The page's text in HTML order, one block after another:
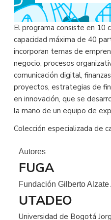
El programa consiste en 10
capacidad máxima de 40
incorporan temas de
negocio, procesos
comunicación digital,
proyectos, estrategias de
en innovación, que se
la mano de un equipo de
Colección especializada de
Autores
FUGA
Fundación Gilberto
UTADEO
Universidad de Bogotá